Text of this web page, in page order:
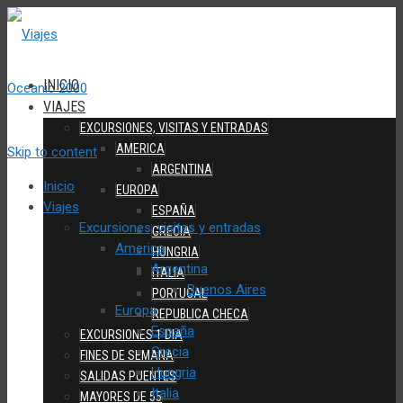
INICIO
VIAJES
EXCURSIONES, VISITAS Y ENTRADAS
AMERICA
ARGENTINA
EUROPA
ESPAÑA
GRECIA
HUNGRIA
ITALIA
PORTUGAL
REPUBLICA CHECA
EXCURSIONES 1 DIA
FINES DE SEMANA
SALIDAS PUENTES
MAYORES DE 55
Skip to content
Inicio
Viajes
Excursiones, visitas y entradas
America
Argentina
Buenos Aires
Europa
España
Grecia
Hungria
Italia